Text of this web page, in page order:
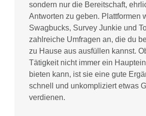
sondern nur die Bereitschaft,
Antworten zu geben. Plattformen
Swagbucks, Survey Junkie und
zahlreiche Umfragen an, die du
zu Hause aus ausfüllen kannst.
Tätigkeit nicht immer ein
bieten kann, ist sie eine gute
schnell und unkompliziert etwas
verdienen.